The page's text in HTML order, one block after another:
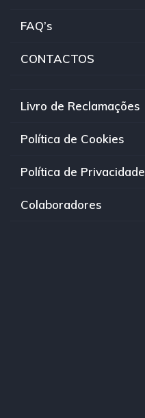
FAQ’s
CONTACTOS
Livro de Reclamações
Política de Cookies
Política de Privacidade
Colaboradores